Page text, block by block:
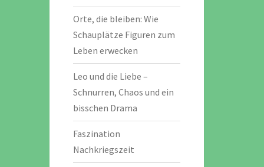
Orte, die bleiben: Wie
Schauplätze Figuren zum
Leben erwecken
Leo und die Liebe –
Schnurren, Chaos und ein
bisschen Drama
Faszination
Nachkriegszeit